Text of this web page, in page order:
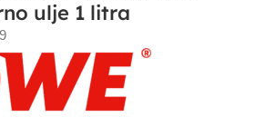
ulje 1 litra